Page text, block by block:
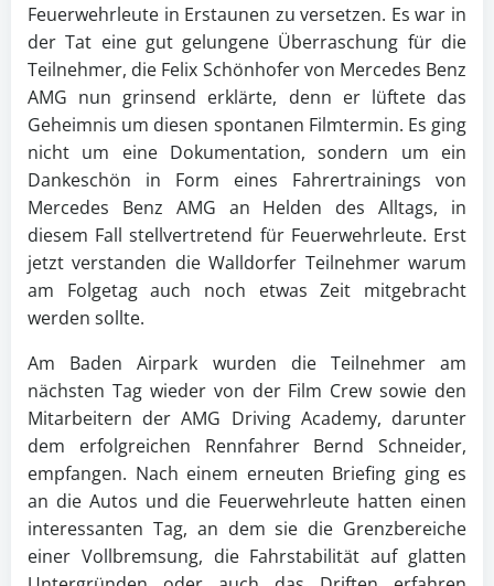
Feuerwehrleute in Erstaunen zu versetzen. Es war in
der Tat eine gut gelungene Überraschung für die
Teilnehmer, die Felix Schönhofer von Mercedes Benz
AMG nun grinsend erklärte, denn er lüftete das
Geheimnis um diesen spontanen Filmtermin. Es ging
nicht um eine Dokumentation, sondern um ein
Dankeschön in Form eines Fahrertrainings von
Mercedes Benz AMG an Helden des Alltags, in
diesem Fall stellvertretend für Feuerwehrleute. Erst
jetzt verstanden die Walldorfer Teilnehmer warum
am Folgetag auch noch etwas Zeit mitgebracht
werden sollte.
Am Baden Airpark wurden die Teilnehmer am
nächsten Tag wieder von der Film Crew sowie den
Mitarbeitern der AMG Driving Academy, darunter
dem erfolgreichen Rennfahrer Bernd Schneider,
empfangen. Nach einem erneuten Briefing ging es
an die Autos und die Feuerwehrleute hatten einen
interessanten Tag, an dem sie die Grenzbereiche
einer Vollbremsung, die Fahrstabilität auf glatten